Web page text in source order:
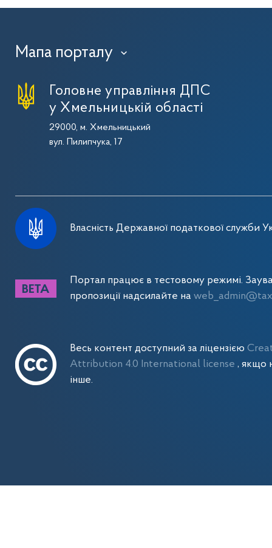
Мапа порталу ›
Головне управління ДПС
у Хмельницькій області
29000, м. Хмельницький
вул. Пилипчука, 17
Власність Державної податкової служби
Портал працює в тестовому режимі.
пропозиції надсилайте на
Весь контент доступний за ліцензією
Attribution 4.0 International license , якщо
інше.